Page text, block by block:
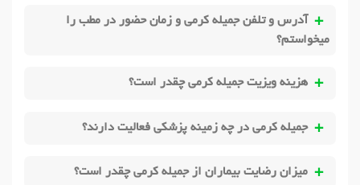
آدرس و تلفن جمیله کرمی و زمان حضور در مطب را
میخواستم؟
هزینه ویزیت جمیله کرمی چقدر است؟
جمیله کرمی در چه زمینه پزشکی فعالیت دارند؟
میزان رضایت بیماران از جمیله کرمی چقدر است؟